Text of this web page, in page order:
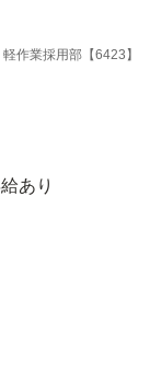
作業採用部【6423】
あり